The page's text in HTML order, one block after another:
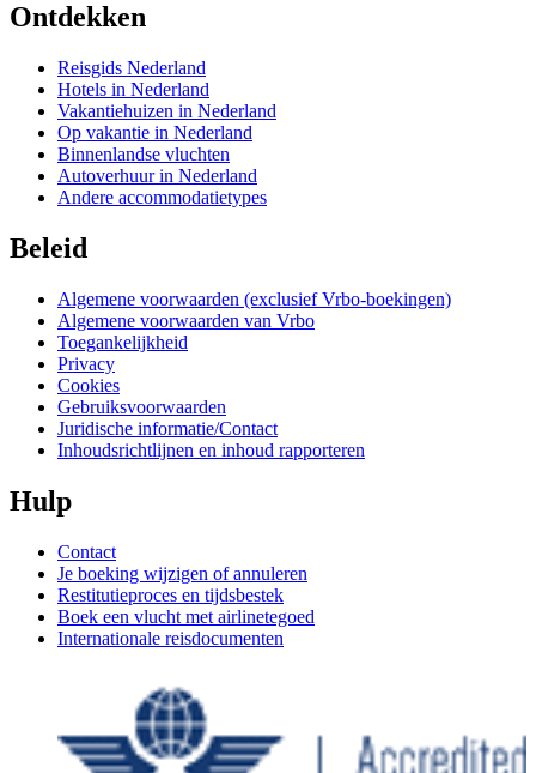
Ontdekken
Reisgids Nederland
Hotels in Nederland
Vakantiehuizen in Nederland
Op vakantie in Nederland
Binnenlandse vluchten
Autoverhuur in Nederland
Andere accommodatietypes
Beleid
Algemene voorwaarden (exclusief Vrbo-boekingen)
Algemene voorwaarden van Vrbo
Toegankelijkheid
Privacy
Cookies
Gebruiksvoorwaarden
Juridische informatie/Contact
Inhoudsrichtlijnen en inhoud rapporteren
Hulp
Contact
Je boeking wijzigen of annuleren
Restitutieproces en tijdsbestek
Boek een vlucht met airlinetegoed
Internationale reisdocumenten